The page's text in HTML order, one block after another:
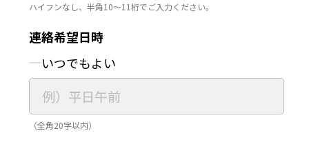
ハイフンなし、半角10～11桁でご入力ください。
連絡希望日時
いつでもよい
（全角20字以内）